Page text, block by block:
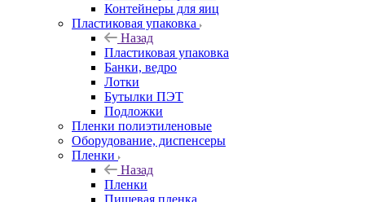
Контейнеры для яиц
Пластиковая упаковка
Назад
Пластиковая упаковка
Банки, ведро
Лотки
Бутылки ПЭТ
Подложки
Пленки полиэтиленовые
Оборудование, диспенсеры
Пленки
Назад
Пленки
Пищевая пленка